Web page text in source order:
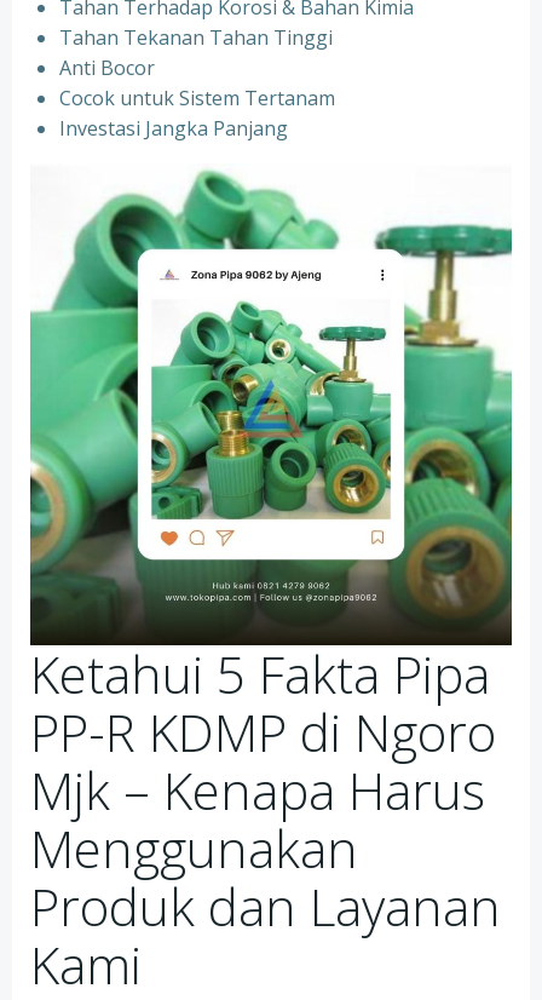
Tahan Terhadap Korosi & Bahan Kimia
Tahan Tekanan Tahan Tinggi
Anti Bocor
Cocok untuk Sistem Tertanam
Investasi Jangka Panjang
Ketahui 5 Fakta Pipa
PP-R KDMP di Ngoro
Mjk – Kenapa Harus
Menggunakan
Produk dan Layanan
Kami